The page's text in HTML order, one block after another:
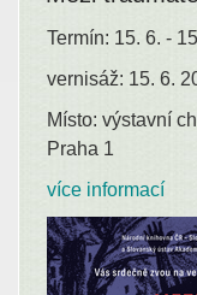
Termín: 15. 6. -
vernisáž: 15. 6.
Místo: výstavní
Praha 1
více informací